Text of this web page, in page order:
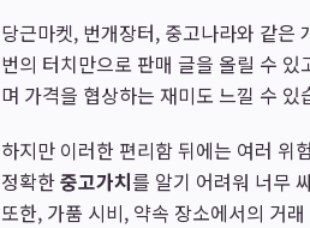
당근마켓, 번개장터, 중고나라와 같은
번의 터치만으로 판매 글을 올릴 수
며 가격을 협상하는 재미도 느낄 수 있
하지만 이러한 편리함 뒤에는 여러 위
정확한중고가치를 알기 어려워 너무
또한, 가품 시비, 약속 장소에서의 거